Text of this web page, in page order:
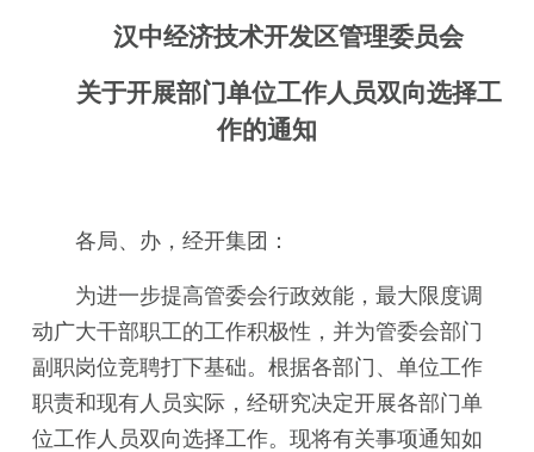
汉中经济技术开发区管理委员会
关于开展部门单位工作人员双向选择工
作的通知
各局、办，经开集团：
为进一步提高管委会行政效能，最大限度调
动广大干部职工的工作积极性，并为管委会部门
副职岗位竞聘打下基础。根据各部门、单位工作
职责和现有人员实际，经研究决定开展各部门单
位工作人员双向选择工作。现将有关事项通知如